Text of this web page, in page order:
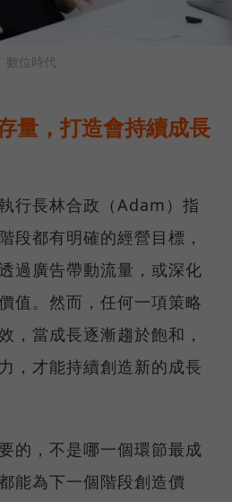
數位時代
量，打造會持續成長
行長林合政（Adam）指
段都有明確的經營目標，
過廣告帶動流量，或深化
值。然而，任何一項策略
，當成長逐漸趨於飽和，
，才能持續創造新的成長
的，不是哪一個環節最成
能為下一個階段創造價